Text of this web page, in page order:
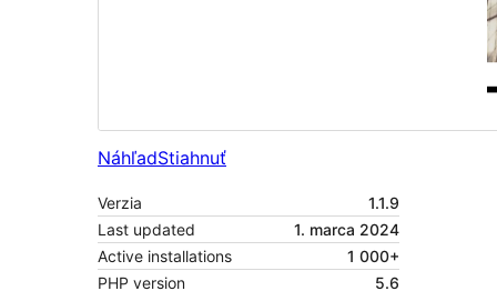
NáhľadStiahnuť
Verzia
1.1.9
Last updated
1. marca 2024
Active installations
1 000+
PHP version
5.6